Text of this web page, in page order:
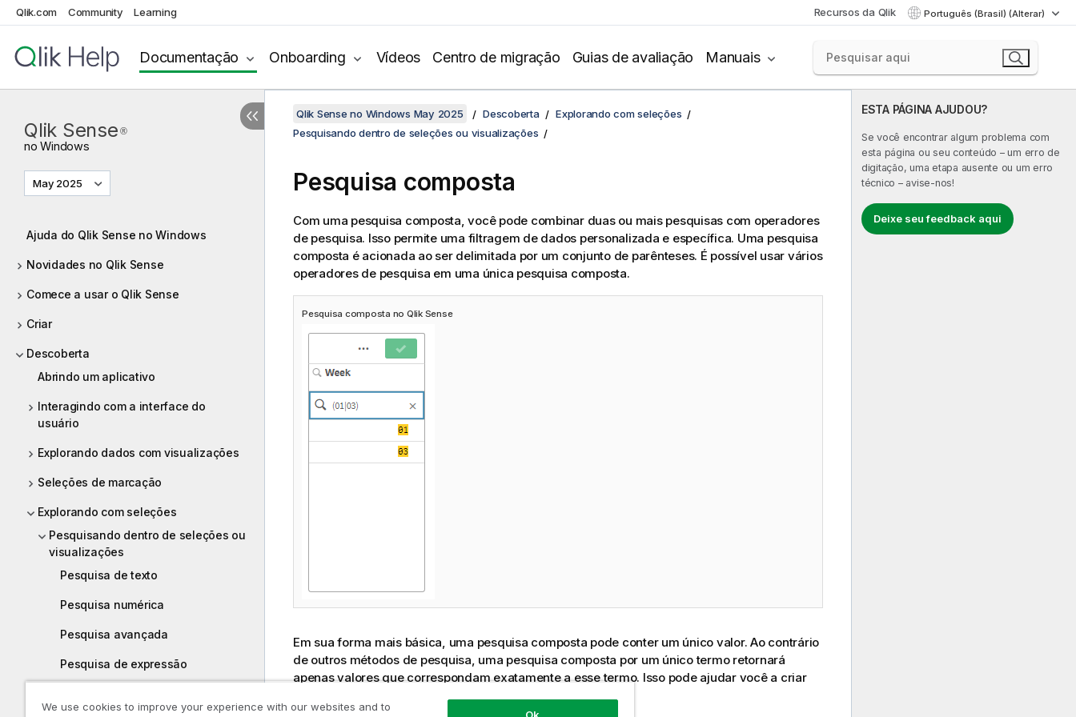
Qlik.com Community Learning Recursos da Qlik Português (Brasil) (Alterar)
Documentação Onboarding Vídeos Centro de migração Guias de avaliação Manuais
Qlik Sense ®
noWindows
May 2025
Ajuda do Qlik Sense no Windows
Novidades no Qlik Sense
Comece a usar o Qlik Sense
Criar
Descoberta
Abrindo um aplicativo
Interagindo com a interface do
usuário
Explorando dados com visualizações
Seleções de marcação
Explorando com seleções
Pesquisando dentro de seleções ou
visualizações
Pesquisa de texto
Pesquisa numérica
Pesquisa avançada
Pesquisa de expressão
ESTA PÁGINA AJUDOU?
Se você encontrar algum problema com
esta página ou seu conteúdo – um erro de
digitação, uma etapa ausente ou um erro
técnico – avise-nos!
Deixe seu feedback aqui
Qlik Sense no Windows May 2025 Descoberta
Explorando com seleções
Pesquisando dentro de seleções ou visualizações
Pesquisa composta
Com uma pesquisa composta, você pode combinar duas ou mais pesquisas com operadores
de pesquisa. Isso permite uma filtragem de dados personalizada e específica. Uma pesquisa
composta é acionada ao ser delimitada por um conjunto de parênteses. É possível usar vários
operadores de pesquisa em uma única pesquisa composta.
Pesquisa composta no Qlik Sense
Em sua forma mais básica, uma pesquisa composta pode conter um único valor. Ao contrário
de outros métodos de pesquisa, uma pesquisa composta por um único termo retornará
apenas valores que correspondam exatamente a esse termo. Isso pode ajudar você a criar
We use cookies to improve your experience with our websites and to